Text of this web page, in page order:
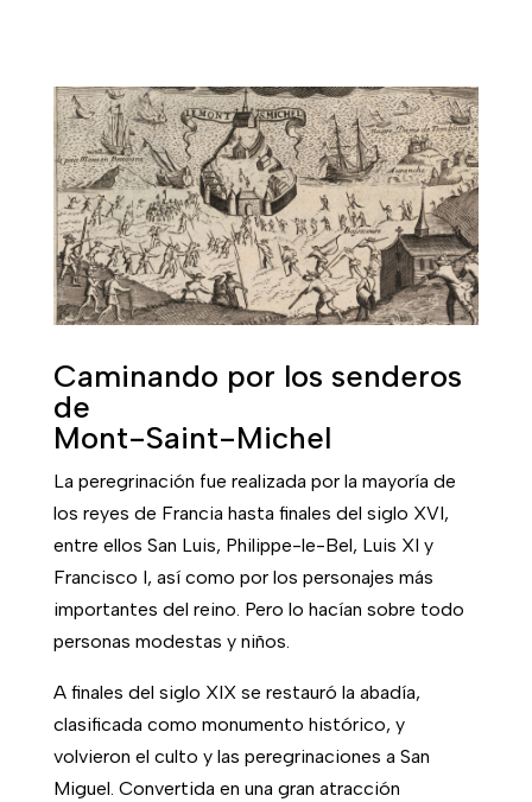
Caminando por los senderos
de
Mont-Saint-Michel
La peregrinación fue realizada por la mayoría de
los reyes de Francia hasta finales del siglo XVI,
entre ellos San Luis, Philippe-le-Bel, Luis XI y
Francisco I, así como por los personajes más
importantes del reino. Pero lo hacían sobre todo
personas modestas y niños.
A finales del siglo XIX se restauró la abadía,
clasificada como monumento histórico, y
volvieron el culto y las peregrinaciones a San
Miguel. Convertida en una gran atracción